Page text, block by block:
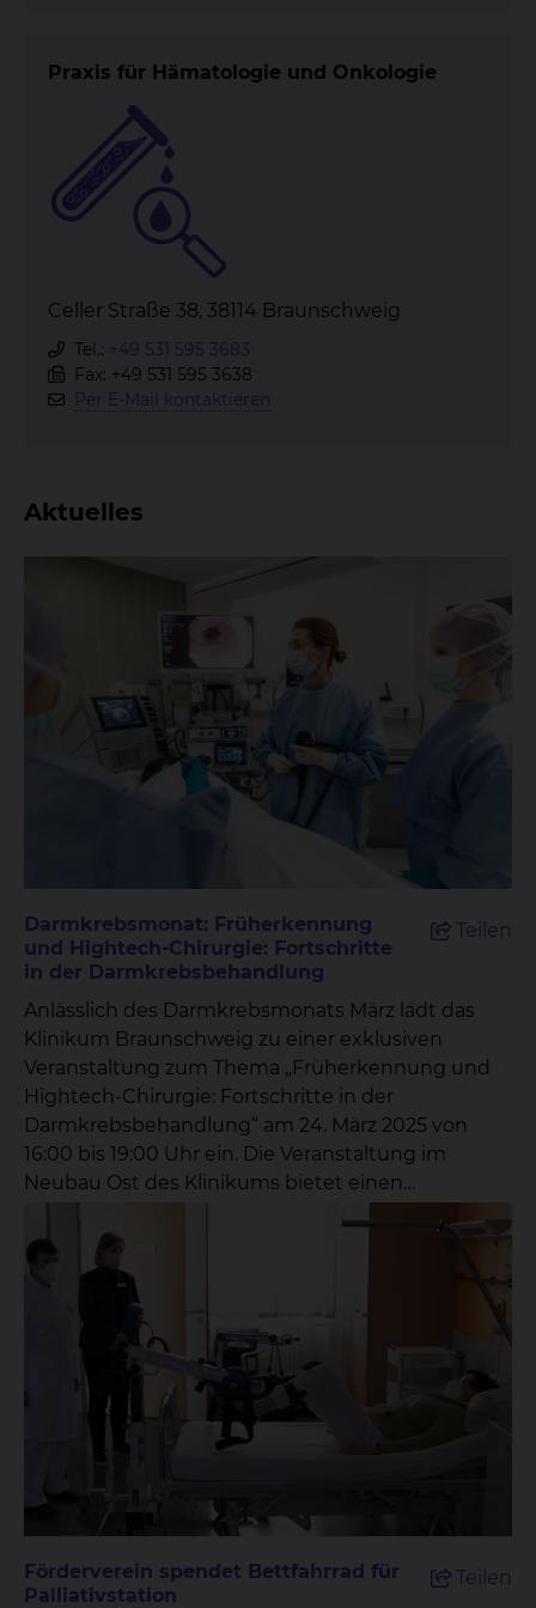
Praxis für Hämatologie und Onkologie
Celler Straße 38, 38114 Braunschweig
Tel.: +49 531 595 3683
Fax: +49 531 595 3638
Per E-Mail kontaktieren
Aktuelles
Darmkrebsmonat: Früherkennung
und Hightech-Chirurgie: Fortschritte
in der Darmkrebsbehandlung
Teilen
Anlässlich des Darmkrebsmonats März lädt das
Klinikum Braunschweig zu einer exklusiven
Veranstaltung zum Thema „Früherkennung und
Hightech-Chirurgie: Fortschritte in der
Darmkrebsbehandlung“ am 24. März 2025 von
16:00 bis 19:00 Uhr ein. Die Veranstaltung im
Neubau Ost des Klinikums bietet einen
Entwicklungen der Darmkrebsbehandlung und
setzt einen klaren Fokus auf die Bedeutung der
Früherkennung.
Veranstaltungsort:Zentralklinikum Braunschweig,
Neubau Ost,Fichtengrund 1, 38126 Braunschweig
Fachvorträge: 16:15 – 16:45 Uhr: „Darmkrebs
vermeiden und früh erkennen: Vorsorge und
Endoskopie im Fokus“Privatdozentin Dr. Henrike
Hepatologie, Interventionelle Endoskopie und
Diabetologie 17:00 – 17:30 Uhr: „Medikamentöse
Darmtumoren“Prof. Dr. Jürgen Krauter, Chefarzt
Förderverein spendet Bettfahrrad für
Palliativstation
Teilen